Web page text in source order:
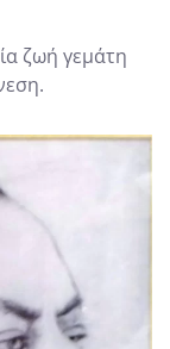
ζωή γεμάτη